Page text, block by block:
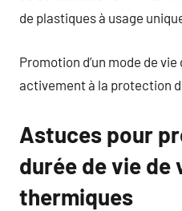
de plastiques à usage
Promotion d’un mode de
activement à la protection
Astuces pour
durée de vie
thermiques